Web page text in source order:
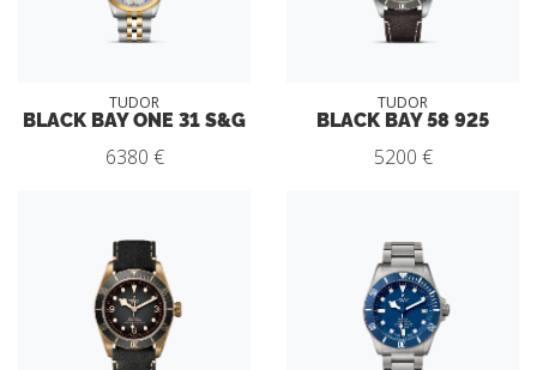
TUDOR
BLACK BAY ONE 31 S&G
6380 €
TUDOR
BLACK BAY 58 925
5200 €